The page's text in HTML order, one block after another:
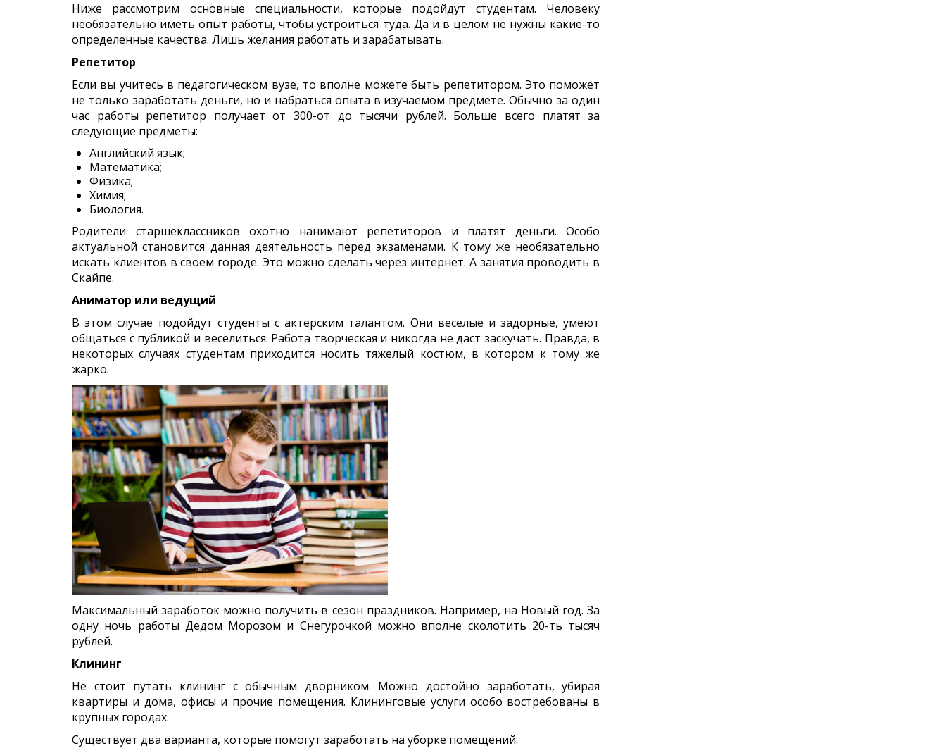
Ниже рассмотрим основные специальности, которые подойдут студентам. Человеку
необязательно иметь опыт работы, чтобы устроиться туда. Да и в целом не нужны какие-то
определенные качества. Лишь желания работать и зарабатывать.
Репетитор
Если вы учитесь в педагогическом вузе, то вполне можете быть репетитором. Это поможет
не только заработать деньги, но и набраться опыта в изучаемом предмете. Обычно за один
час работы репетитор получает от 300-от до тысячи рублей. Больше всего платят за
следующие предметы:
Английский язык;
Математика;
Физика;
Химия;
Биология.
Родители старшеклассников охотно нанимают репетиторов и платят деньги. Особо
актуальной становится данная деятельность перед экзаменами. К тому же необязательно
искать клиентов в своем городе. Это можно сделать через интернет. А занятия проводить в
Скайпе.
Аниматор или ведущий
В этом случае подойдут студенты с актерским талантом. Они веселые и задорные, умеют
общаться с публикой и веселиться. Работа творческая и никогда не даст заскучать. Правда, в
некоторых случаях студентам приходится носить тяжелый костюм, в котором к тому же
жарко.
Максимальный заработок можно получить в сезон праздников. Например, на Новый год. За
одну ночь работы Дедом Морозом и Снегурочкой можно вполне сколотить 20-ть тысяч
рублей.
Клининг
Не стоит путать клининг с обычным дворником. Можно достойно заработать, убирая
квартиры и дома, офисы и прочие помещения. Клининговые услуги особо востребованы в
крупных городах.
Существует два варианта, которые помогут заработать на уборке помещений: